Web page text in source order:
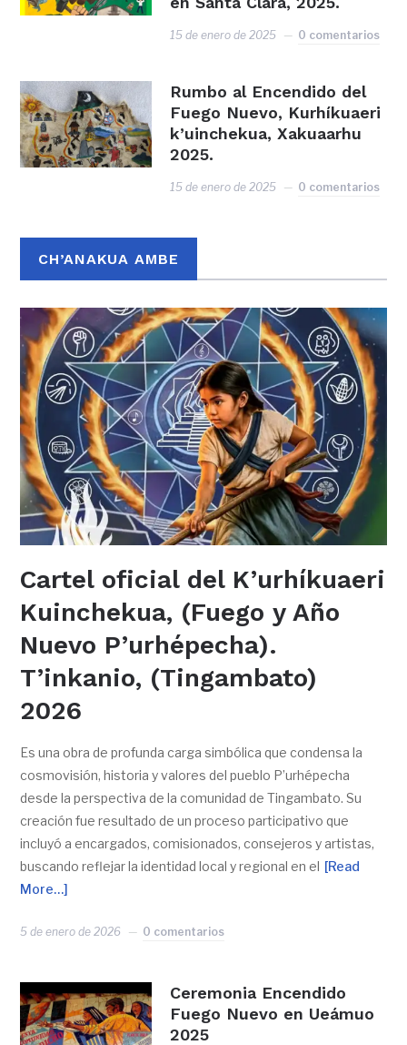
15 de enero de 2025 0 comentarios
Rumbo al Encendido del
Fuego Nuevo, Kurhíkuaeri
k’uinchekua, Xakuaarhu
2025.
15 de enero de 2025 0 comentarios
CH’ANAKUA AMBE
Cartel oficial del K’urhíkuaeri
Kuinchekua, (Fuego y Año
Nuevo P’urhépecha).
T’inkanio, (Tingambato)
2026
Es una obra de profunda carga simbólica que condensa la
cosmovisión, historia y valores del pueblo P’urhépecha
desde la perspectiva de la comunidad de Tingambato. Su
creación fue resultado de un proceso participativo que
incluyó a encargados, comisionados, consejeros y artistas,
buscando reflejar la identidad local y regional en el [Read
More…]
5 de enero de 2026 0 comentarios
Ceremonia Encendido
Fuego Nuevo en Ueámuo
2025